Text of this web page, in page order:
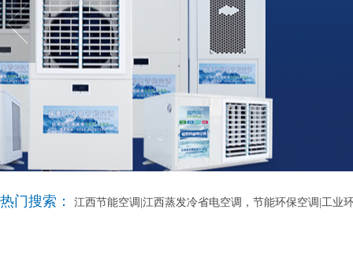
热门搜索： 江西节能空调|江西蒸发冷省电空调，节能环保空调|工业